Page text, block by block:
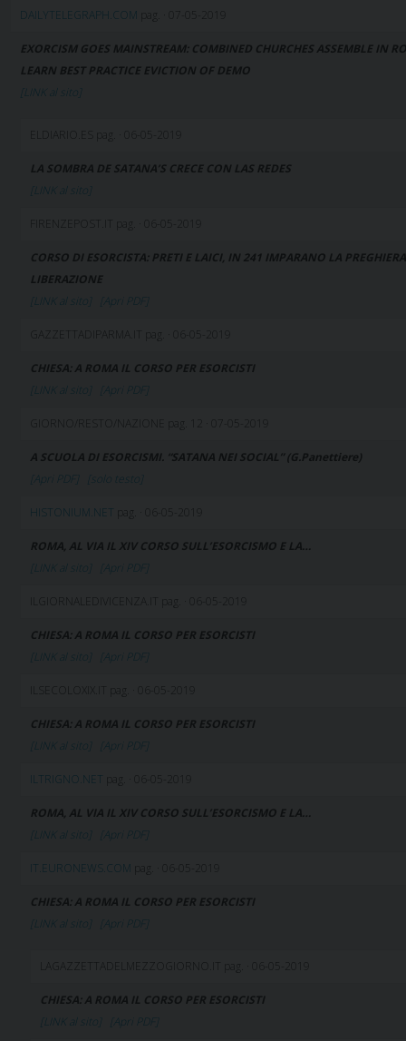
DAILYTELEGRAPH.COM pag. · 07-05-2019
EXORCISM GOES MAINSTREAM: COMBINED CHURCHES ASSEMBLE IN
LEARN BEST PRACTICE EVICTION OF DEMO
[LINK al sito]
ELDIARIO.ES pag. · 06-05-2019
LA SOMBRA DE SATANA’S CRECE CON LAS REDES
[LINK al sito]
FIRENZEPOST.IT pag. · 06-05-2019
CORSO DI ESORCISTA: PRETI E LAICI, IN 241 IMPARANO LA
LIBERAZIONE
[LINK al sito]
[Apri PDF]
GAZZETTADIPARMA.IT pag. · 06-05-2019
CHIESA: A ROMA IL CORSO PER ESORCISTI
[LINK al sito]
[Apri PDF]
GIORNO/RESTO/NAZIONE pag. 12 · 07-05-2019
A SCUOLA DI ESORCISMI. “SATANA NEI SOCIAL” (G.Panettiere)
[Apri PDF]
[solo testo]
HISTONIUM.NET pag. · 06-05-2019
ROMA, AL VIA IL XIV CORSO SULL’ESORCISMO E LA…
[LINK al sito]
[Apri PDF]
ILGIORNALEDIVICENZA.IT pag. · 06-05-2019
CHIESA: A ROMA IL CORSO PER ESORCISTI
[LINK al sito]
[Apri PDF]
ILSECOLOXIX.IT pag. · 06-05-2019
CHIESA: A ROMA IL CORSO PER ESORCISTI
[LINK al sito]
[Apri PDF]
ILTRIGNO.NET pag. · 06-05-2019
ROMA, AL VIA IL XIV CORSO SULL’ESORCISMO E LA…
[LINK al sito]
[Apri PDF]
IT.EURONEWS.COM pag. · 06-05-2019
CHIESA: A ROMA IL CORSO PER ESORCISTI
[LINK al sito]
[Apri PDF]
LAGAZZETTADELMEZZOGIORNO.IT pag. · 06-05-2019
CHIESA: A ROMA IL CORSO PER ESORCISTI
[LINK al sito]
[Apri PDF]